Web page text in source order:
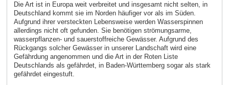
Die Art ist in Europa weit verbreitet und insgesamt nicht selten, in
Deutschland kommt sie im Norden häufiger vor als im Süden.
Aufgrund ihrer versteckten Lebensweise werden Wasserspinnen
allerdings nicht oft gefunden. Sie benötigen strömungsarme,
wasserpflanzen- und sauerstoffreiche Gewässer. Aufgrund des
Rückgangs solcher Gewässer in unserer Landschaft wird eine
Gefährdung angenommen und die Art in der Roten Liste
Deutschlands als gefährdet, in Baden-Württemberg sogar als stark
gefährdet eingestuft.